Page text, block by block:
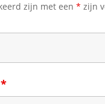
zijn met een * zijn
*